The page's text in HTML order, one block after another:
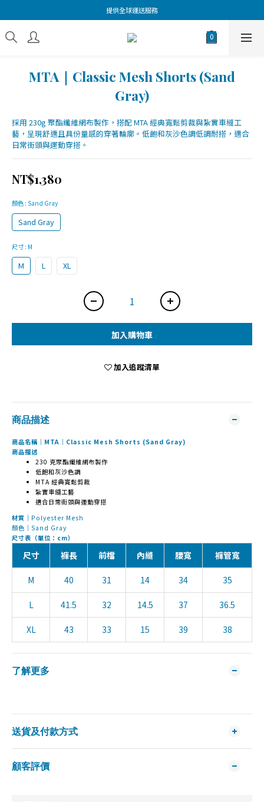
提供全球運送服務
MTA｜Classic Mesh Shorts (Sand
Gray)
採用 230g 聚酯纖維網布製作，搭配 MTA 經典寬鬆剪裁與紮實車縫工
藝，呈現舒適且具份量感的穿著輪廓。低飽和灰沙色調低調耐搭，適合
日常街頭與運動穿搭。
NT$1,380
顏色 : Sand Gray
Sand Gray
尺寸: M
M L XL
加入購物車
加入追蹤清單
商品描述
商品名稱｜MTA｜Classic Mesh Shorts (Sand Gray)
商品描述
230 克聚酯纖維網布製作
低飽和灰沙色調
MTA 經典寬鬆剪裁
紮實車縫工藝
適合日常街頭與運動穿搭
材質｜ Polyester Mesh
顏色｜Sand Gray
尺寸表（單位：cm）
尺寸 褲長 前檔 內縫 腰寬 褲管寬
M 40 31 14 34 35
L 41.5 32 14.5 37 36.5
XL 43 33 15 39 38
了解更多
送貨及付款方式
顧客評價